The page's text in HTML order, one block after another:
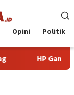
Opini Politik
HP Gaming 4